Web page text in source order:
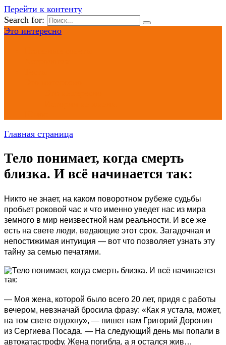
Перейти к контенту
Search for:
Это интересно
Главная страница
Тело понимает, когда смерть
близка. И всё начинается так:
Никто не знает, на каком поворотном рубеже судьбы
пробьет роковой час и что именно уведет нас из мира
земного в мир неизвестной нам реальности. И все же
есть на свете люди, ведающие этот срок. Загадочная и
непостижимая интуиция — вот что позволяет узнать эту
тайну за семью печатями.
— Моя жена, которой было всего 20 лет, придя с работы
вечером, невзначай бросила фразу: «Как я устала, может,
на том свете отдохну», — пишет нам Григорий Доронин
из Сергиева Посада. — На следующий день мы попали в
автокатастрофу. Жена погибла, а я остался жив…